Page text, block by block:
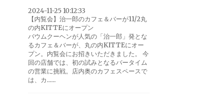
2024-11-25 10:12:33
【内覧会】治一郎のカフェ＆バーが11/2丸
の内KITTEにオープン
バウムクーヘンが人気の「治一郎」発とな
るカフェ＆バーが、丸の内KITTEにオー
プン。内覧会にお招きいただきました。 今
回の店舗では、初の試みとなるバータイム
の営業に挑戦。店内奥のカフェスペースで
は、カ......